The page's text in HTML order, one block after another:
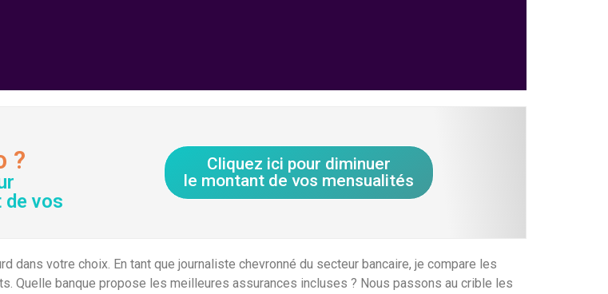
?
vos
Cliquez ici pour diminuer
le montant de vos mensualités
dans votre choix. En tant que journaliste chevronné du secteur bancaire, je compare les
Quelle banque propose les meilleures assurances incluses ? Nous passons au crible les